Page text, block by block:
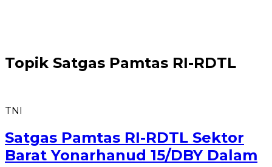
Topik Satgas Pamtas RI-RDTL
TNI
Satgas Pamtas RI-RDTL Sektor
Barat Yonarhanud 15/DBY Dalam